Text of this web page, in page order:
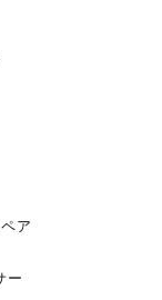
ア
ー